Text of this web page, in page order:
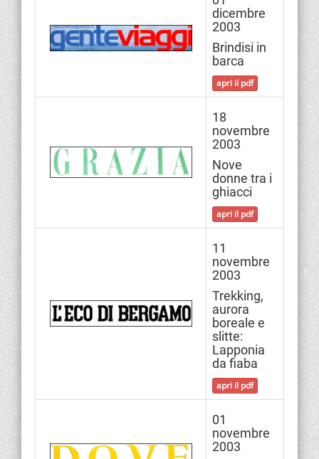
dicembre
2003
Brindisi in
barca
apri il pdf
18
novembre
2003
Nove
donne tra i
ghiacci
apri il pdf
11
novembre
2003
Trekking,
aurora
boreale e
slitte:
Lapponia
da fiaba
apri il pdf
01
novembre
2003